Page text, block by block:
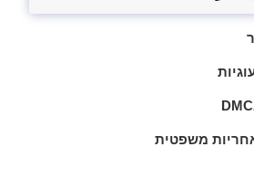
משפטית